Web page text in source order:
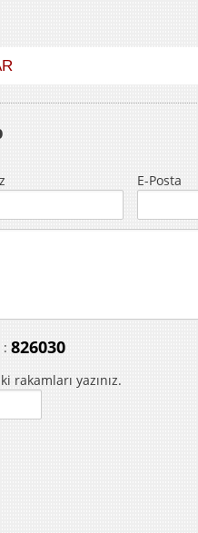
E-Posta
: 826030
rakamları yazınız.